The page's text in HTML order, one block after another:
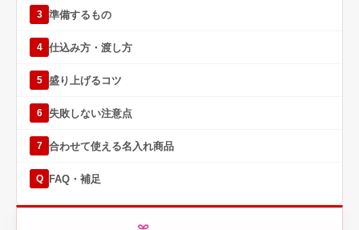
3 準備するもの
4 仕込み方・渡し方
5 盛り上げるコツ
6 失敗しない注意点
7 合わせて使える名入れ商品
Q FAQ・補足